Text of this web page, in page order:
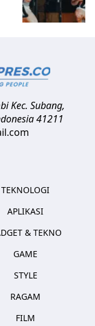
Kec. Subang,
41211
TEKNOLOGI
APLIKASI
& TEKNO
GAME
STYLE
RAGAM
FILM